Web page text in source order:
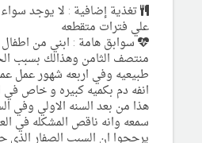
تغذية إضافية : لا يوجد
علي فترات متقطعه
سوابق هامة : ابني من
منتصف الثامن وهذالك بسبب
طبيعيه وفي اربعه شهور عمل
انفه دم بكميه كبيره و خاص في
هذا من بعد السنه الاولي وفي
سمعه وانه ناقص المشكله في
يرجحوا ان السبب الصفار الذي